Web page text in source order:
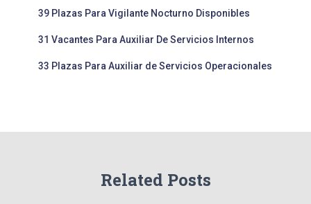
39 Plazas Para Vigilante Nocturno Disponibles
31 Vacantes Para Auxiliar De Servicios Internos
33 Plazas Para Auxiliar de Servicios Operacionales
Related Posts